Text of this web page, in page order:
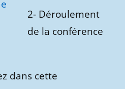
2- Déroulement
de la conférence
dans cette